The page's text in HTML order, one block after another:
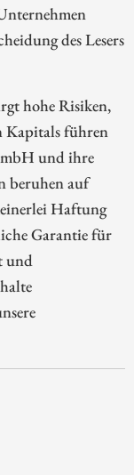
des Lesers
hohe Risiken,
Kapitals führen
und ihre
beruhen auf
Haftung
Garantie für
und